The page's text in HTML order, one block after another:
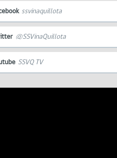
ssvinaquillota
@SSVinaQuillota
SSVQ TV